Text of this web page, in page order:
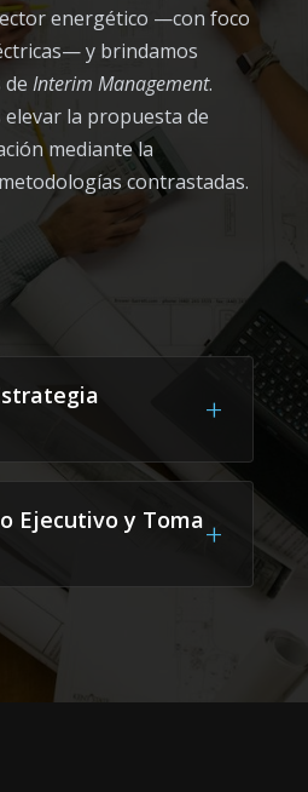
energético —con foco
y brindamos
Interim Management.
la propuesta de
mediante la
contrastadas.
+
Ejecutivo y Toma+